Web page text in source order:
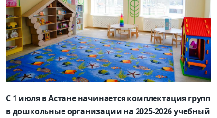
С 1 июля в Астане начинается комплектация групп
в дошкольные организации на 2025-2026 учебный